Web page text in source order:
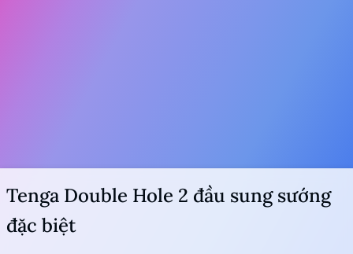
Tenga Double Hole 2 đầu sung sướng
đặc biệt